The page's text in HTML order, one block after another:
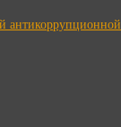
антикоррупционной